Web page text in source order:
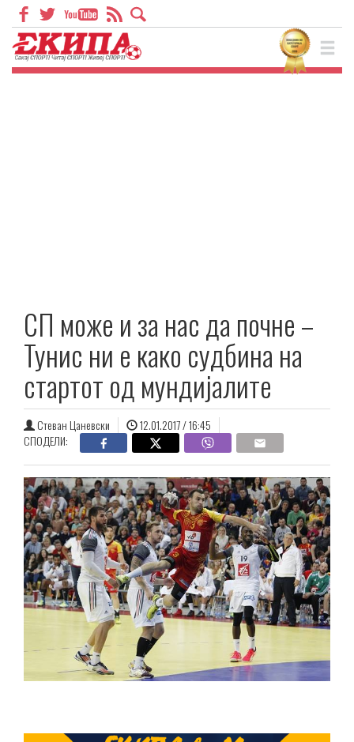
СП може и за нас да почне –
Тунис ни е како судбина на
стартот од мундијалите
Стеван Цаневски
12.01.2017 / 16:45
СПОДЕЛИ: